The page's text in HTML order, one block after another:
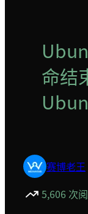
命结
赛博老王
5,606 次